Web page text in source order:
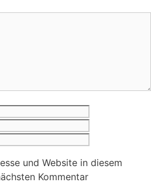
und Website in diesem
Kommentar